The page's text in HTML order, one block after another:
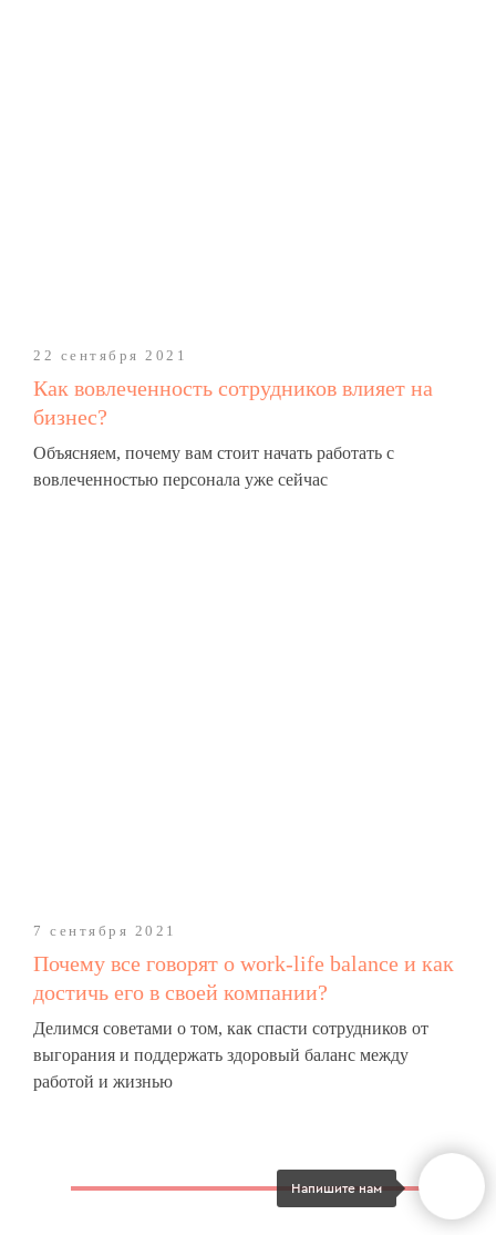
22 сентября 2021
Как вовлеченность сотрудников влияет на
бизнес?
Объясняем, почему вам стоит начать работать с
вовлеченностью персонала уже сейчас
7 сентября 2021
Почему все говорят о work-life balance и как
достичь его в своей компании?
Делимся советами о том, как спасти сотрудников от
выгорания и поддержать здоровый баланс между
работой и жизнью
Напишите нам